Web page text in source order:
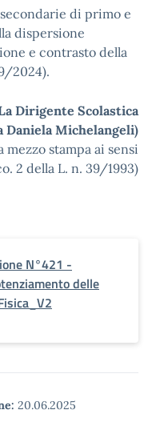
di primo e
dispersione
e contrasto della
2024).
Dirigente Scolastica
Daniela Michelangeli)
stampa ai sensi
2 della L. n. 39/1993)
N°421 -
delle
20.06.2025